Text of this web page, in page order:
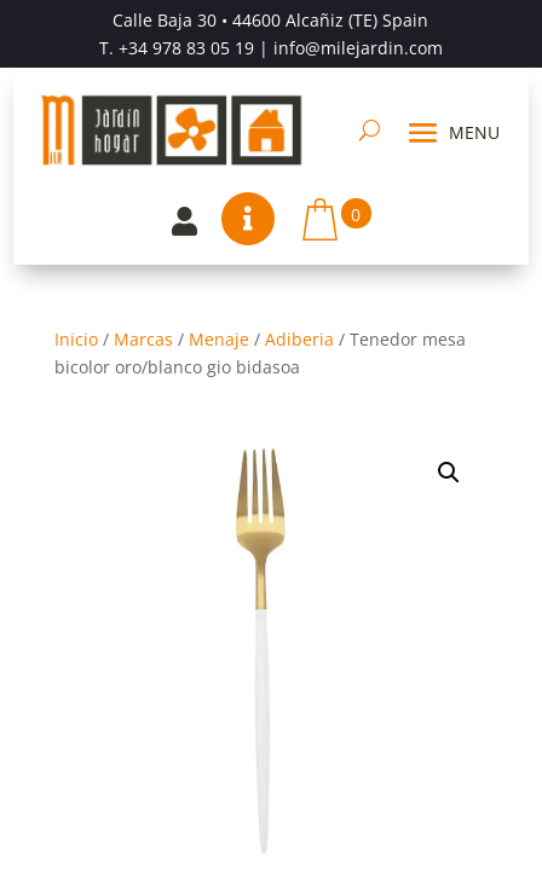
Calle Baja 30 • 44600 Alcañiz (TE) Spain
T. +34 978 83 05 19| info@milejardin.com
  0
Inicio/ Marcas / Menaje/ Adiberia / Tenedor mesa
bicolor oro/blanco gio bidasoa